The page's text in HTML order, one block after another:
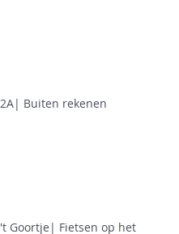
2A| Buiten rekenen
't Goortje| Fietsen op het